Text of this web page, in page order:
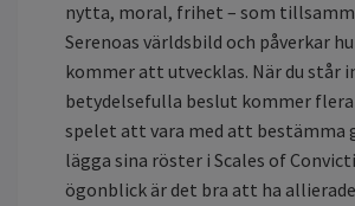
nytta, moral, frihet – som
Serenoas världsbild och påverkar
kommer att utvecklas. När du står
betydelsefulla beslut kommer
spelet att vara med att bestämma
lägga sina röster i Scales of
ögonblick är det bra att ha